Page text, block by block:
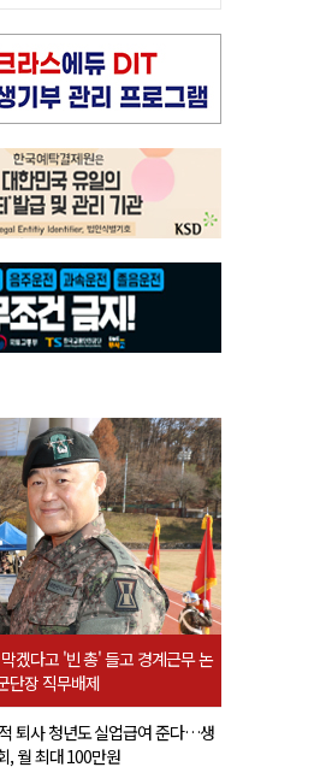
겠다고 '빈 총' 들고 경계근무 논
단장 직무배제
퇴사 청년도 실업급여 준다…생
, 월 최대 100만원